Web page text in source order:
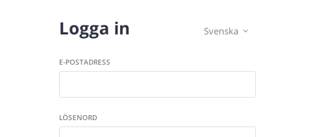
Svenska 
Logga in
E-POSTADRESS
LÖSENORD